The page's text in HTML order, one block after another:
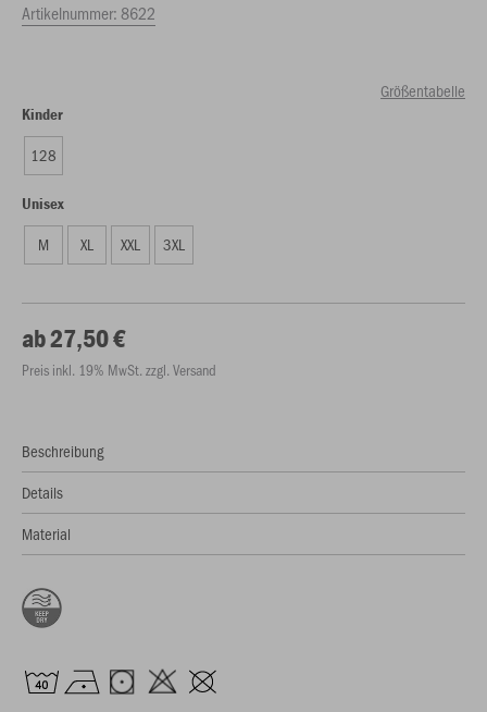
Artikelnummer:8622
Größentabelle
Kinder
128
Unisex
M XL XXL 3XL
ab 27,50 €
Preis inkl. 19% MwSt. zzgl. Versand
Beschreibung
Details
Material